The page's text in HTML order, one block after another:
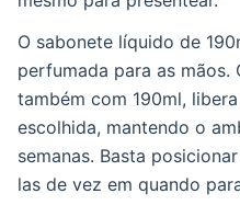
O sabonete líquido de
perfumada para as mãos.
também com 190ml,
escolhida, mantendo o
semanas. Basta
las de vez em quando